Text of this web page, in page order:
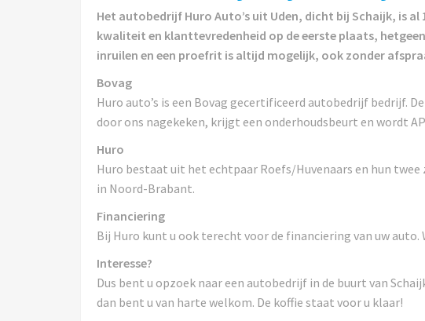
Het autobedrijf Huro Auto’s uit Uden, dicht bij Schaijk, is
kwaliteit en klanttevredenheid op de eerste plaats,
inruilen en een proefrit is altijd mogelijk, ook zonder
Bovag
Huro auto’s is een Bovag gecertificeerd autobedrijf bedrijf.
door ons nagekeken, krijgt een onderhoudsbeurt en wordt
Huro
Huro bestaat uit het echtpaar Roefs/Huvenaars en hun twee
in Noord-Brabant.
Financiering
Bij Huro kunt u ook terecht voor de financiering van uw
Interesse?
Dus bent u opzoek naar een autobedrijf in de buurt van
dan bent u van harte welkom. De koffie staat voor u klaar!